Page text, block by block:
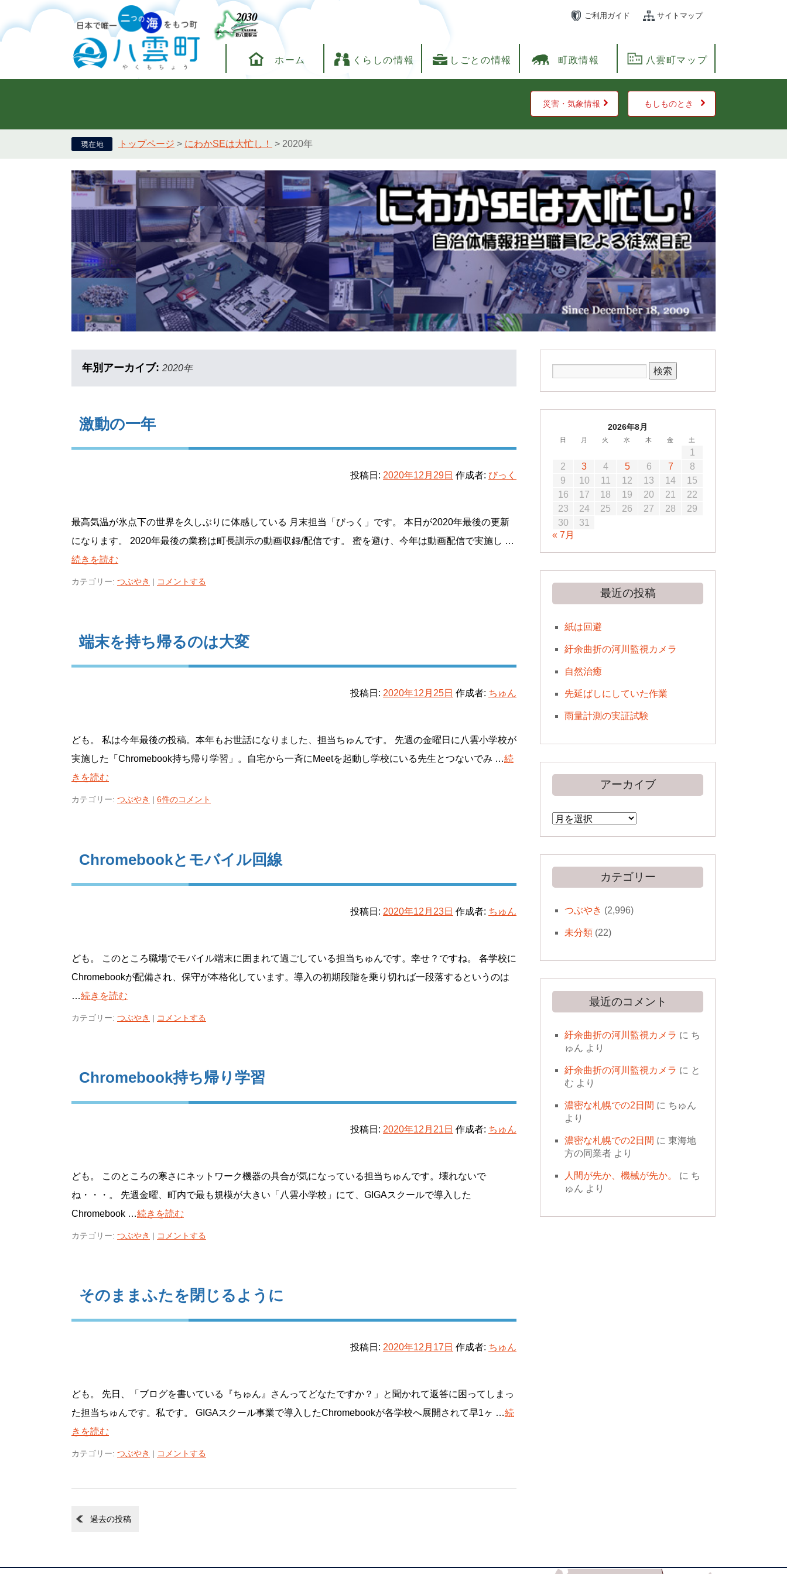
ご利用ガイド サイトマップ
ホーム くらしの情報 しごとの情報 町政情報 八雲町マップ
災害・気象情報 もしものとき
トップページ > にわかSEは大忙し！ > 2020年
年別アーカイブ: 2020年
激動の一年
投稿日: 2020年12月29日 作成者: びっく
最高気温が氷点下の世界を久しぶりに体感している 月末担当「びっく」です。 本日が2020年最後の更新
になります。 2020年最後の業務は町長訓示の動画収録/配信です。 蜜を避け、今年は動画配信で実施し …
続きを読む
カテゴリー: つぶやき | コメントする
端末を持ち帰るのは大変
投稿日: 2020年12月25日 作成者: ちゅん
ども。 私は今年最後の投稿。本年もお世話になりました、担当ちゅんです。 先週の金曜日に八雲小学校が
実施した「Chromebook持ち帰り学習」。自宅から一斉にMeetを起動し学校にいる先生とつないでみ …続
きを読む
カテゴリー: つぶやき | 6件のコメント
Chromebookとモバイル回線
投稿日: 2020年12月23日 作成者: ちゅん
ども。 このところ職場でモバイル端末に囲まれて過ごしている担当ちゅんです。幸せ？ですね。 各学校に
Chromebookが配備され、保守が本格化しています。導入の初期段階を乗り切れば一段落するというのは
…続きを読む
カテゴリー: つぶやき | コメントする
Chromebook持ち帰り学習
投稿日: 2020年12月21日 作成者: ちゅん
ども。 このところの寒さにネットワーク機器の具合が気になっている担当ちゅんです。壊れないで
ね・・・。 先週金曜、町内で最も規模が大きい「八雲小学校」にて、GIGAスクールで導入した
Chromebook …続きを読む
カテゴリー: つぶやき | コメントする
そのままふたを閉じるように
投稿日: 2020年12月17日 作成者: ちゅん
ども。 先日、「ブログを書いている『ちゅん』さんってどなたですか？」と聞かれて返答に困ってしまっ
た担当ちゅんです。私です。 GIGAスクール事業で導入したChromebookが各学校へ展開されて早1ヶ …続
きを読む
カテゴリー: つぶやき | コメントする
過去の投稿
2026年8月
日 月 火 水 木 金 土
1
2
3 4 5 6 7
8
9
10 11 12 13 14
15
16
17 18 19 20 21
22
23
24 25 26 27 28
29
30
31
« 7月
最近の投稿
紙は回避
紆余曲折の河川監視カメラ
自然治癒
先延ばしにしていた作業
雨量計測の実証試験
アーカイブ
ア
ー
カ
カテゴリー
つぶやき (2,996)
未分類(22)
最近のコメント
紆余曲折の河川監視カメラ に ち
ゅん より
紆余曲折の河川監視カメラ に と
む より
濃密な札幌での2日間 に ちゅん
より
濃密な札幌での2日間 に 東海地
方の同業者より
人間が先か、機械が先か。 に ち
ゅん より